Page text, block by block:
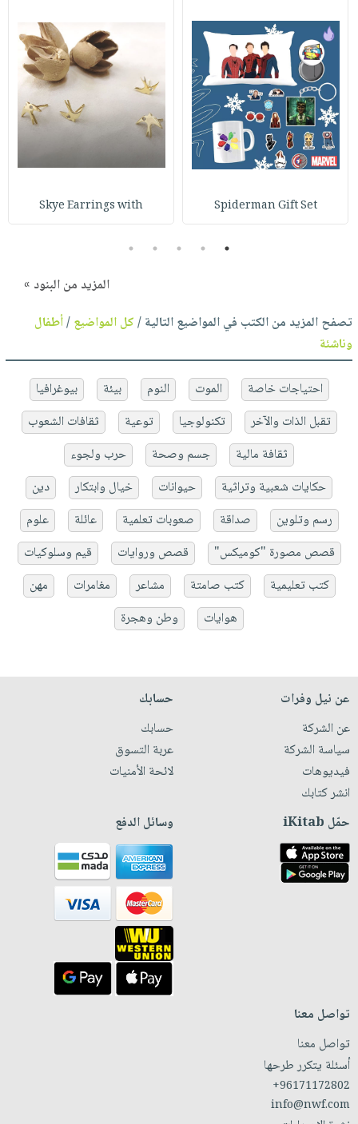
Spiderman Gift Set
Skye Earrings with
1
2
3
4
5
المزيد من البنود »
تصفح المزيد من الكتب في المواضيع التالية /كل المواضيع/أطفال
وناشئة
احتياجات خاصة الموت النوم بيئة
بيوغرافيا
تقبل الذات والآخر
تكنولوجيا توعية
ثقافات الشعوب
ثقافة مالية
جسم وصحة
حرب ولجوء
حكايات شعبية وتراثية
حيوانات خيال وابتكار
دين
رسم وتلوين
صداقة صعوبات تعلمية عائلة
علوم
قصص مصورة "كوميكس"
قصص وروايات
قيم وسلوكيات
كتب تعليمية
كتب صامتة مشاعر مغامرات
مهن
هوايات
وطن وهجرة
عن نيل وفرات
عن الشركة
سياسة الشركة
فيديوهات
انشر كتابك
حسابك
حسابك
عربة التسوق
لائحة الأمنيات
حمّل iKitab وسائل الدفع
تواصل معنا
تواصل معنا
أسئلة يتكرر طرحها
+96171172802
info@nwf.com